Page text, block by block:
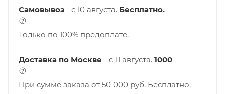
Самовывоз - с 10 августа. Бесплатно.
Только по 100% предоплате.
Доставка по Москве - c 11 августа. 1000
При сумме заказа от 50 000 руб. Бесплатно.